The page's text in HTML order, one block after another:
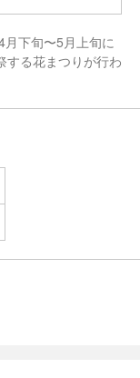
下旬〜5月上旬に
る花まつりが行わ